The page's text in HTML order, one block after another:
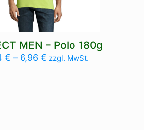
MEN – Polo 180g
€ – 6,96 € zzgl. MwSt.